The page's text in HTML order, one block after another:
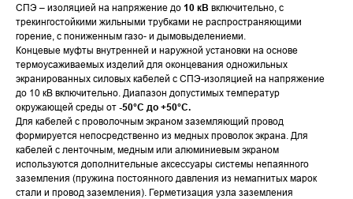
СПЭ – изоляцией на напряжение до 10 кВ включительно, с
трекингостойкими жильными трубками не распространяющими
горение, с пониженным газо- и дымовыделениеми.
Концевые муфты внутренней и наружной установки на основе
термоусаживаемых изделий для оконцевания одножильных
экранированных силовых кабелей с СПЭ-изоляцией на напряжение
до 10 кВ включительно. Диапазон допустимых температур
окружающей среды от -50°С до +50°С.
Для кабелей с проволочным экраном заземляющий провод
формируется непосредственно из медных проволок экрана. Для
кабелей с ленточным, медным или алюминиевым экраном
используются дополнительные аксессуары системы непаянного
заземления (пружина постоянного давления из немагнитых марок
стали и провод заземления). Герметизация узла заземления